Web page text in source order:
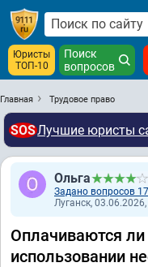
Юристы
ТОП-10
Поиск
вопросов
Главная Трудовое право
SOSЛучшие юристы
Ольга
Задано вопросов 17
Луганск,
Оплачиваются
использовании